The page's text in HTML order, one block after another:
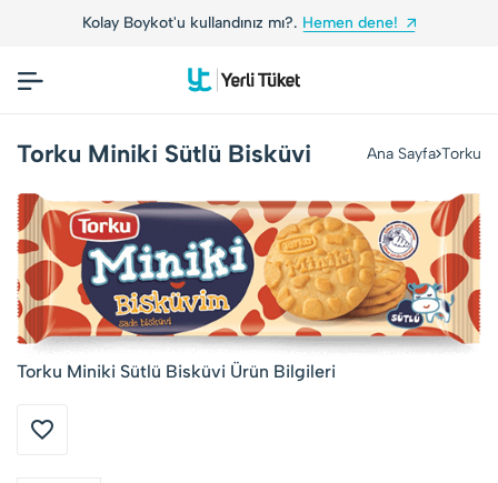
Kolay Boykot'u kullandınız mı?. Hemen dene!
Torku Miniki Sütlü Bisküvi Ana Sayfa Torku
Torku Miniki Sütlü Bisküvi Ürün Bilgileri